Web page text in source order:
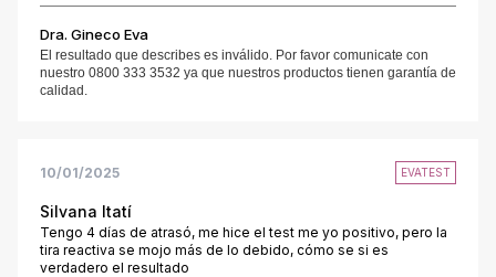
Dra. Gineco Eva
El resultado que describes es inválido. Por favor comunicate con
nuestro 0800 333 3532 ya que nuestros productos tienen garantía de
calidad.
10/01/2025 EVATEST
Silvana Itatí
Tengo 4 días de atrasó, me hice el test me yo positivo, pero la
tira reactiva se mojo más de lo debido, cómo se si es
verdadero el resultado